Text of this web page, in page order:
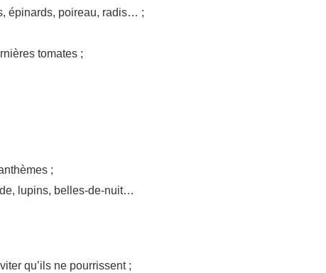
épinards, poireau, radis… ;
tomates ;
;
lupins, belles-de-nuit…
qu’ils ne pourrissent ;